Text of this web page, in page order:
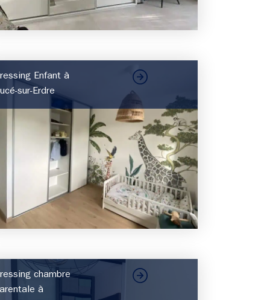
Enfant à
sur-Erdre
chambre
à